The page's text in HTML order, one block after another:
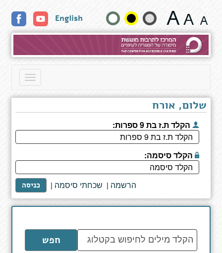
חיפוש
שנה
גודל
טקסט
English
Toggle
שלום, אורח
הקלד ת.ז בת 9 ספרות:
הקלד סיסמה:
כניסה | שכחתי סיסמה | הרשמה
הקלד
מילים
חפש